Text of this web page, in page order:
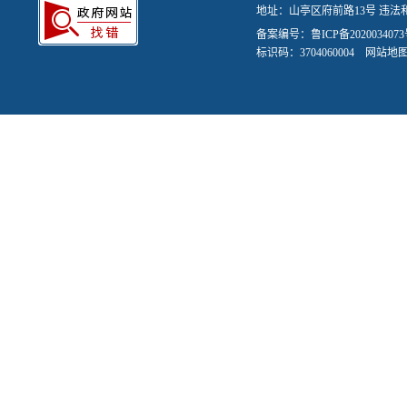
地址：山亭区府前路13号 违法
备案编号： 鲁ICP备
标识码：3704060004 网站地